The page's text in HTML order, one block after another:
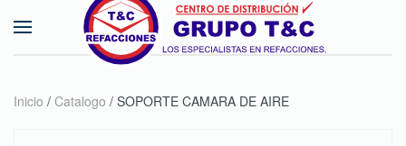
Skip to main content
Inicio / Catalogo / SOPORTE CAMARA DE AIRE